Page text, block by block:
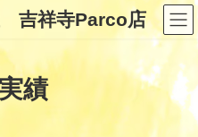
祥寺Parco店
績